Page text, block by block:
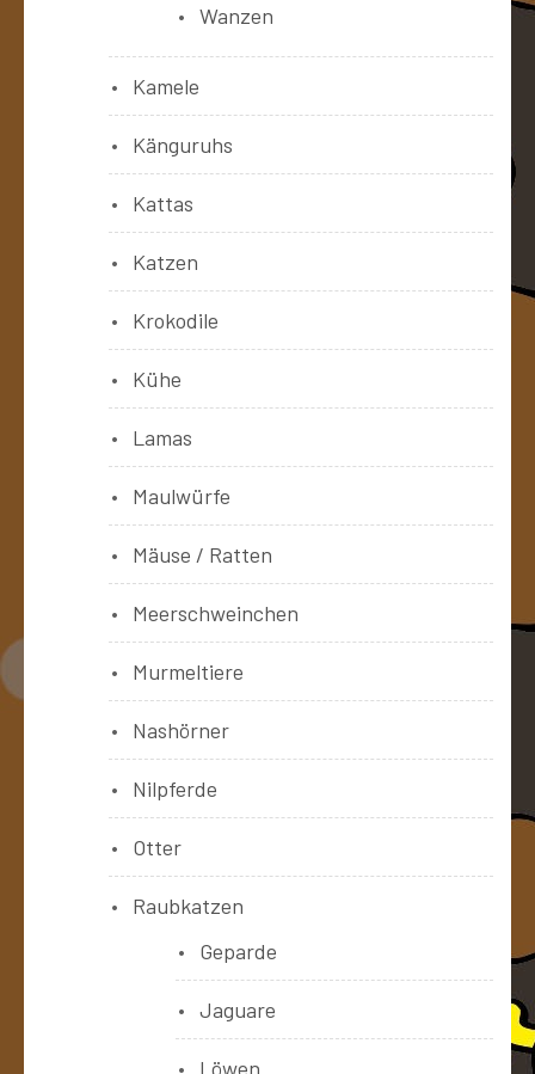
Wanzen
Kamele
Känguruhs
Kattas
Katzen
Krokodile
Kühe
Lamas
Maulwürfe
Mäuse / Ratten
Meerschweinchen
Murmeltiere
Nashörner
Nilpferde
Otter
Raubkatzen
Geparde
Jaguare
Löwen